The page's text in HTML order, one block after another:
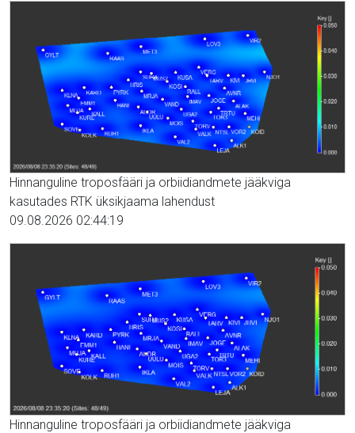
Hinnanguline troposfääri ja orbiidiandmete jääkviga
kasutades RTK üksikjaama lahendust
09.08.2026 02:44:19
Hinnanguline troposfääri ja orbiidiandmete jääkviga